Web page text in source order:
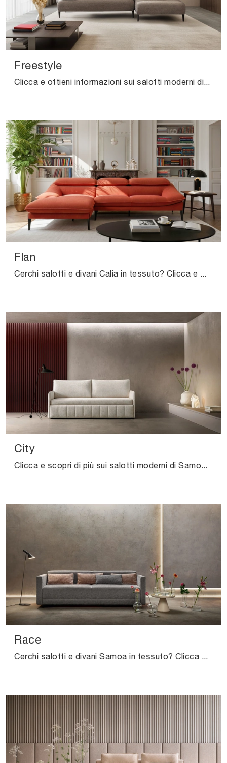
Freestyle
Clicca e ottieni informazioni sui salotti moderni di Calia! Diversi modelli di divani, come Freestyle, ti aspettano.
Flan
Cerchi salotti e divani Calia in tessuto? Clicca e ottieni informazioni sul modello Flan per spazi design.
City
Race
Cerchi salotti e divani Samoa in tessuto? Clicca e scopri di più sul modello Race per spazi design.